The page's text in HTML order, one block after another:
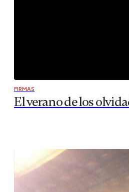
FIRMAS
El verano de los